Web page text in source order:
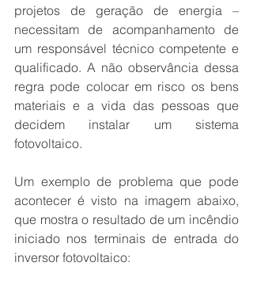
projetos de geração de energia –
necessitam de acompanhamento de
um responsável técnico competente e
qualificado. A não observância dessa
regra pode colocar em risco os bens
materiais e a vida das pessoas que
decidem instalar um sistema
fotovoltaico.
Um exemplo de problema que pode
acontecer é visto na imagem abaixo,
que mostra o resultado de um incêndio
iniciado nos terminais de entrada do
inversor fotovoltaico: